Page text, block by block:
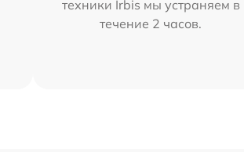
техники Irbis мы устраняем в
течение 2 часов.